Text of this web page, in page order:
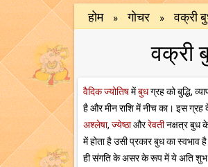
होम » गोचर » वक्री
वक्री
वैदिक ज्योतिषमेंबुधग्रह को बुद्धि,
है और मीन राशि में नीच का। इस ग्रह
अश्लेषा, ज्येष्ठाऔररेवतीनक्षत्र बुध
में होता है उसी प्रकार बुध का
ही संगति के असर के रूप में ये अति शुभ